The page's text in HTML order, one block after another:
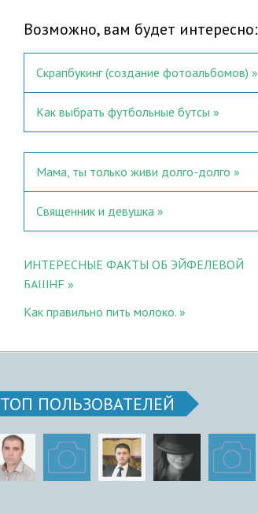
Возможно, вам будет интересно:
Скрапбукинг (создание фотоальбомов)
Как выбрать футбольные бутсы
Мама, ты только живи долго-долго
Священник и девушка
ИНТЕРЕСНЫЕ ФАКТЫ ОБ ЭЙФЕЛЕВОЙ
БАШНЕ
​Как правильно пить молоко.
ТОП ПОЛЬЗОВАТЕЛЕЙ